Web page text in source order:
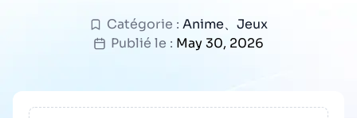
Catégorie : Anime、 Jeux
Publié le : May 30, 2026